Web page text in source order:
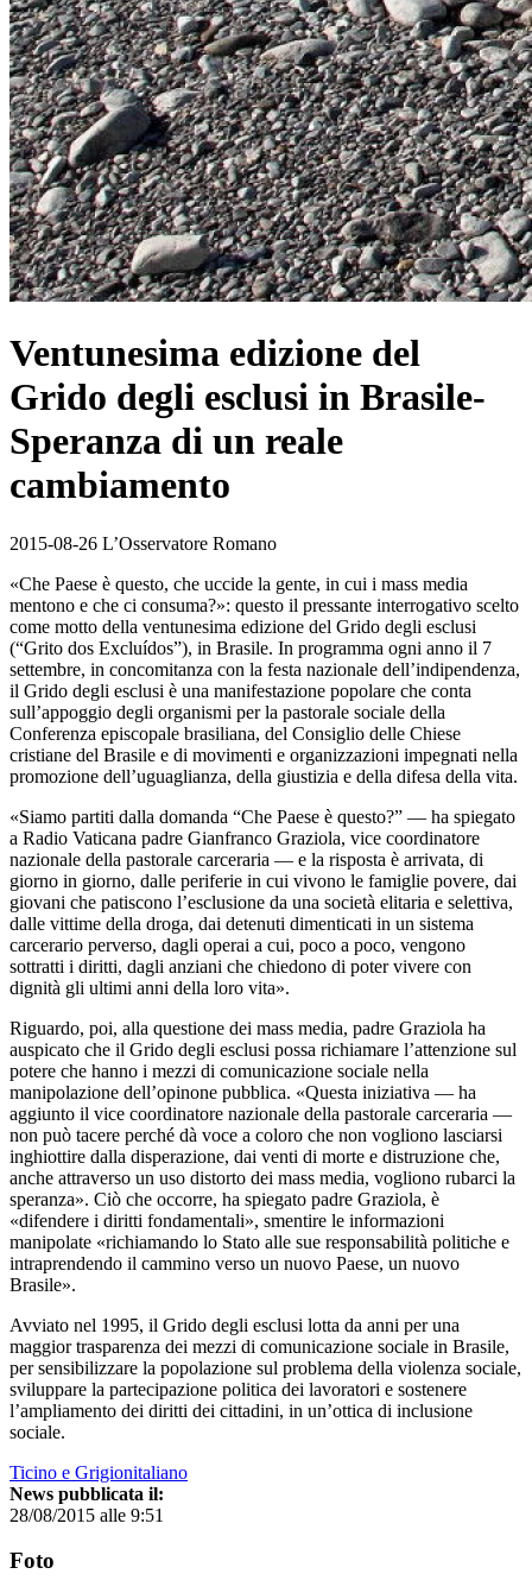
Ventunesima edizione del
Grido degli esclusi in Brasile-
Speranza di un reale
cambiamento
2015-08-26 L’Osservatore Romano
«Che Paese è questo, che uccide la gente, in cui i mass media
mentono e che ci consuma?»: questo il pressante interrogativo scelto
come motto della ventunesima edizione del Grido degli esclusi
(“Grito dos Excluídos”), in Brasile. In programma ogni anno il 7
settembre, in concomitanza con la festa nazionale dell’indipendenza,
il Grido degli esclusi è una manifestazione popolare che conta
sull’appoggio degli organismi per la pastorale sociale della
Conferenza episcopale brasiliana, del Consiglio delle Chiese
cristiane del Brasile e di movimenti e organizzazioni impegnati nella
promozione dell’uguaglianza, della giustizia e della difesa della vita.
«Siamo partiti dalla domanda “Che Paese è questo?” — ha spiegato
a Radio Vaticana padre Gianfranco Graziola, vice coordinatore
nazionale della pastorale carceraria — e la risposta è arrivata, di
giorno in giorno, dalle periferie in cui vivono le famiglie povere, dai
giovani che patiscono l’esclusione da una società elitaria e selettiva,
dalle vittime della droga, dai detenuti dimenticati in un sistema
carcerario perverso, dagli operai a cui, poco a poco, vengono
sottratti i diritti, dagli anziani che chiedono di poter vivere con
dignità gli ultimi anni della loro vita».
Riguardo, poi, alla questione dei mass media, padre Graziola ha
auspicato che il Grido degli esclusi possa richiamare l’attenzione sul
potere che hanno i mezzi di comunicazione sociale nella
manipolazione dell’opinone pubblica. «Questa iniziativa — ha
aggiunto il vice coordinatore nazionale della pastorale carceraria —
non può tacere perché dà voce a coloro che non vogliono lasciarsi
inghiottire dalla disperazione, dai venti di morte e distruzione che,
anche attraverso un uso distorto dei mass media, vogliono rubarci la
speranza». Ciò che occorre, ha spiegato padre Graziola, è
«difendere i diritti fondamentali», smentire le informazioni
manipolate «richiamando lo Stato alle sue responsabilità politiche e
intraprendendo il cammino verso un nuovo Paese, un nuovo
Brasile».
Avviato nel 1995, il Grido degli esclusi lotta da anni per una
maggior trasparenza dei mezzi di comunicazione sociale in Brasile,
per sensibilizzare la popolazione sul problema della violenza sociale,
sviluppare la partecipazione politica dei lavoratori e sostenere
l’ampliamento dei diritti dei cittadini, in un’ottica di inclusione
sociale.
Ticino e Grigionitaliano
News pubblicata il:
28/08/2015 alle 9:51
Foto